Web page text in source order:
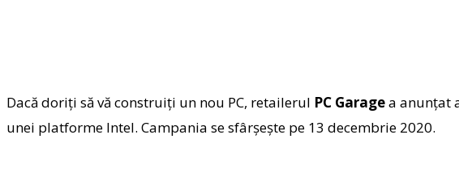
Dacă doriți să vă construiți un nou PC, retailerul PC Garagea anunțat
unei platforme Intel. Campania se sfârșește pe 13 decembrie 2020.